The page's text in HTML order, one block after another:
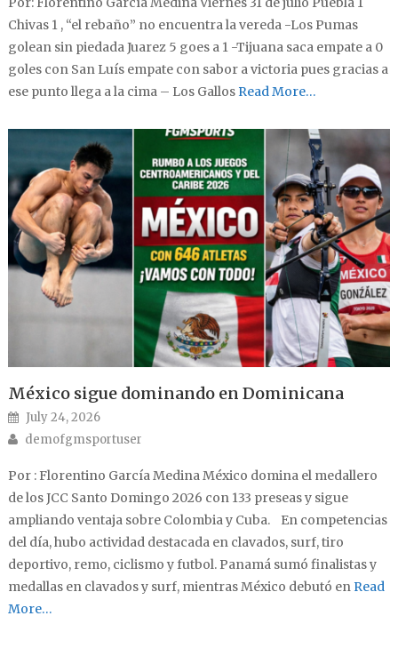
Chivas 1 , “el rebaño” no encuentra la vereda -Los Pumas
golean sin piedada Juarez 5 goes a 1 -Tijuana saca empate a 0
goles con San Luís empate con sabor a victoria pues gracias a
ese punto llega a la cima – Los GallosRead More…
México sigue dominando en Dominicana
Posted on
July 24, 2026
Author
demofgmsportuser
Por : Florentino García Medina México domina el medallero
de los JCC Santo Domingo 2026 con 133 preseas y sigue
ampliando ventaja sobre Colombia y Cuba. En competencias
del día, hubo actividad destacada en clavados, surf, tiro
deportivo, remo, ciclismo y futbol. Panamá sumó finalistas y
medallas en clavados y surf, mientras México debutó enRead
More…